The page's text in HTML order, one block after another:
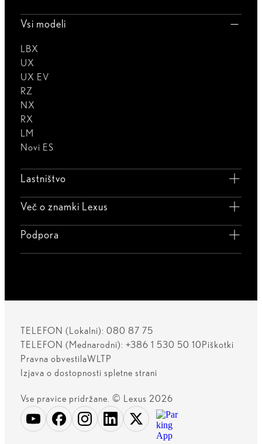
Vsi modeli
LBX
UX
UX EV
RZ
NX
RX
LM
Novi ES
Lastništvo
Več o znamki Lexus
Podpora
TELEFON (Lokalni): 080 87 75
TELEFON (Mednarodni): +386 1 530 50 10 Piškotki
Pravna obvestilaWLTP
Izjava o dostopnosti spletne strani
Vse pravice pridržane. © Lexus 2026